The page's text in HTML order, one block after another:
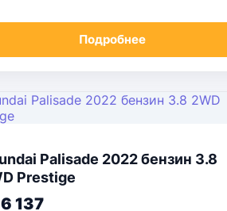
Подробнее
Palisade 2022 бензин 3.8
Prestige
137